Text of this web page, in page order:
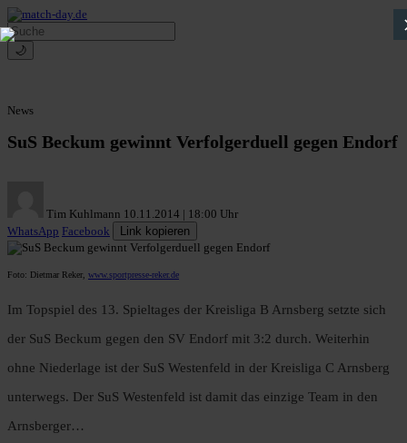
🌙
News
SuS Beckum gewinnt Verfolgerduell gegen Endorf
Tim Kuhlmann 10.11.2014 | 18:00 Uhr
WhatsApp Facebook Link kopieren
Foto: Dietmar Reker, www.sportpresse-reker.de
Im Topspiel des 13. Spieltages der Kreisliga B Arnsberg setzte sich
der SuS Beckum gegen den SV Endorf mit 3:2 durch. Weiterhin
ohne Niederlage ist der SuS Westenfeld in der Kreisliga C Arnsberg
unterwegs. Der SuS Westenfeld ist damit das einzige Team in den
Arnsberger…